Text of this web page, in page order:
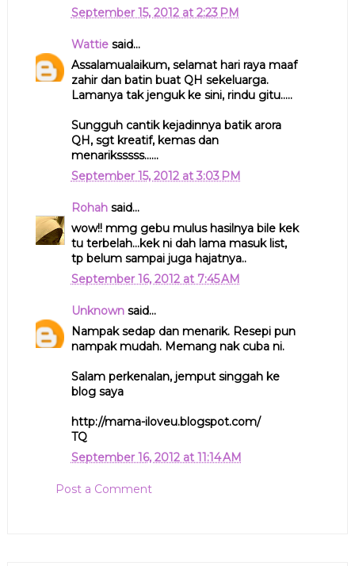
September 15, 2012 at 2:23 PM
Wattiesaid...
Assalamualaikum, selamat hari raya maaf
zahir dan batin buat QH sekeluarga.
Lamanya tak jenguk ke sini, rindu gitu.....
Sungguh cantik kejadinnya batik arora
QH, sgt kreatif, kemas dan
menariksssss......
September 15, 2012 at 3:03 PM
Rohahsaid...
wow!! mmg gebu mulus hasilnya bile kek
tu terbelah...kek ni dah lama masuk list,
tp belum sampai juga hajatnya..
September 16, 2012 at 7:45 AM
Unknownsaid...
Nampak sedap dan menarik. Resepi pun
nampak mudah. Memang nak cuba ni.
Salam perkenalan, jemput singgah ke
blog saya
http://mama-iloveu.blogspot.com/
TQ
September 16, 2012 at 11:14 AM
Post a Comment